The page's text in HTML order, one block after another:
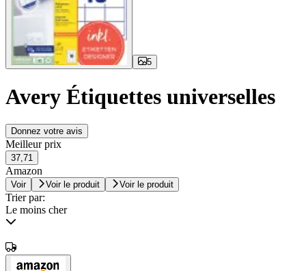
5
Avery Étiquettes universelles
Donnez votre avis
Meilleur prix
37,71
Amazon
Voir Voir le produit Voir le produit
Trier par:
Le moins cher